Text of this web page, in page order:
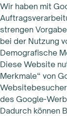
Wir haben mit
strengen
bei der Nutzung
Demografische
Diese Website
Merkmale“ von
des Google-
Dadurch können